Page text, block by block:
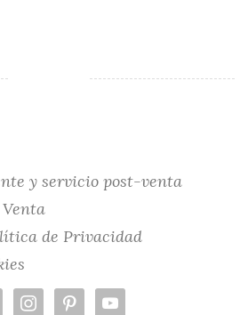
y servicio post-venta
de Privacidad
instagrampinterestyoutube